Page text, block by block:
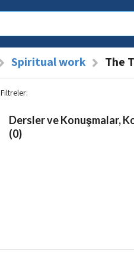
Spiritual work The
Filtreler:
Dersler ve Konuşmalar,
(0)